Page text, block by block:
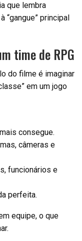
que lembra
principal
time de RPG
do filme é imaginar
em um jogo
consegue.
câmeras e
funcionários e
perfeita.
equipe, o que